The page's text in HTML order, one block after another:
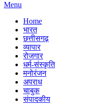
Menu
Home
भारत
छत्तीसगढ़
व्यापार
रोजगार
धर्म-संस्कृति
मनोरंजन
अपराध
चाबुक
संपादकीय